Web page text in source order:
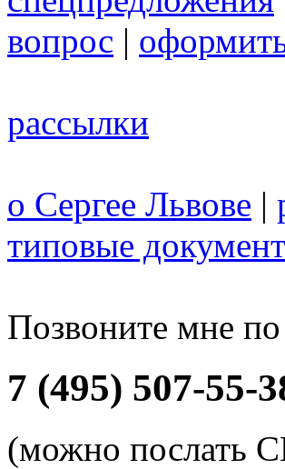
вопрос |
рассылки
о Сергее Львове |
типовые
Позвоните мне
7 (495) 507-55-
(можно послать